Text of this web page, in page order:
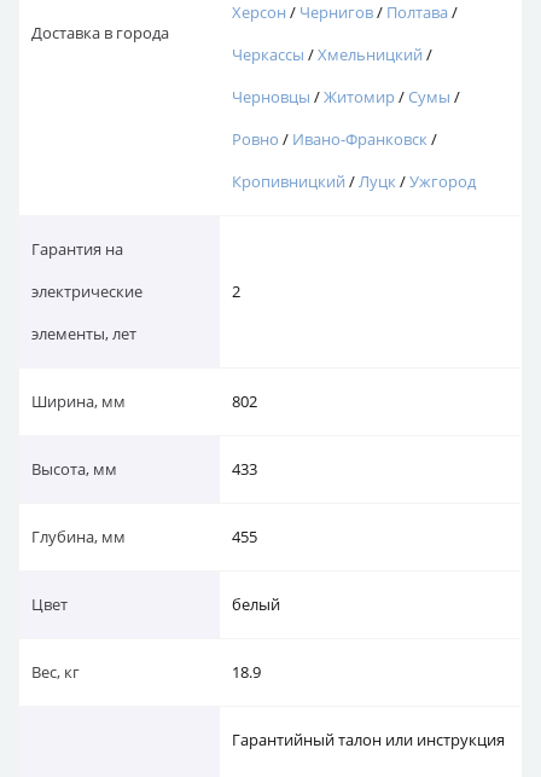
Доставка в города
Херсон / Чернигов/ Полтава/
Черкассы /Хмельницкий /
Черновцы /Житомир/Сумы /
Ровно / Ивано-Франковск/
Кропивницкий /Луцк/Ужгород
Гарантия на
электрические
элементы, лет
2
Ширина, мм 802
Высота, мм 433
Глубина, мм 455
Цвет белый
Вес, кг 18.9
Гарантийный талон или инструкция